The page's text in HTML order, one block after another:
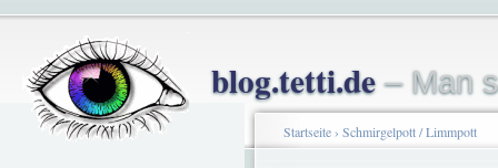
blog.tetti.de– Man
Startseite› Schmirgelpott / Limmpott